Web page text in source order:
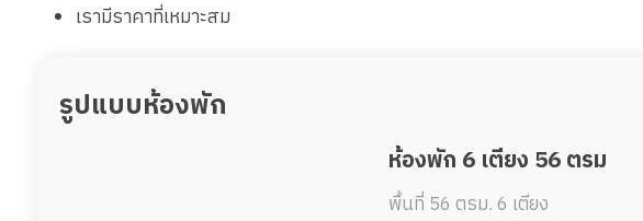
เรามีราคาที่เหมาะสม
รูปแบบห้องพัก
ห้องพัก 6 เตียง 56 ตรม
พื้นที่ 56 ตรม.6 เตียง